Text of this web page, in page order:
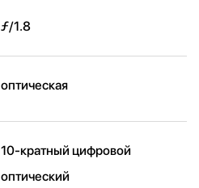
ƒ/1.8
оптическая
10-кратный цифровой
оптический